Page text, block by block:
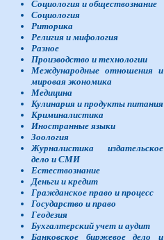
Социология и обществознание
Социология
Риторика
Религия и мифология
Разное
Производство и технологии
Международные отношения и
мировая экономика
Медицина
Кулинария и продукты питания
Криминалистика
Иностранные языки
Зоология
Журналистика издательское
дело и СМИ
Естествознание
Деньги и кредит
Гражданское право и процесс
Государство и право
Геодезия
Бухгалтерский учет и аудит
Банковское биржевое дело и